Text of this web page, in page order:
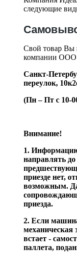
следующие
Свой товар Вы
компании ООО
Санкт-
переулок,
(Пн – Пт с 10-
Внимание!
1. Информацию
направлять
приезде нет,
возможным.
приезда.
2. Если
механическая
встает -
паллета,